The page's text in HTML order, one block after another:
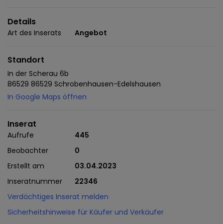
Details
Art des Inserats Angebot
Standort
In der Scherau 6b
86529 86529 Schrobenhausen-Edelshausen
In Google Maps öffnen
Inserat
Aufrufe
445
Beobachter
0
Erstellt am
03.04.2023
Inseratnummer
22346
Verdächtiges Inserat melden
Sicherheitshinweise für Käufer und Verkäufer